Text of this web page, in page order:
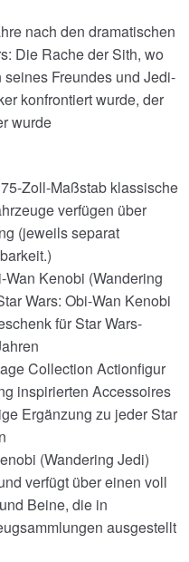
nach den dramatischen
Die Rache der Sith, wo
Freundes und Jedi-
konfrontiert wurde, der
wurde
Zoll-Maßstab klassische
verfügen über
(jeweils separat
Kenobi (Wandering
Wars: Obi-Wan Kenobi
für Star Wars-
Collection Actionfigur
inspirierten Accessoires
Ergänzung zu jeder Star
(Wandering Jedi)
verfügt über einen voll
Beine, die in
ausgestellt